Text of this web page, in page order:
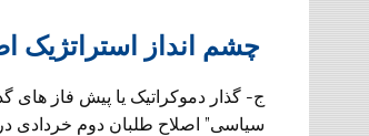
چشم انداز استراتژیک
ج- گذار دموکراتیک یا پیش فاز های
سیاسی” اصلاح طلبان دوم خردادی